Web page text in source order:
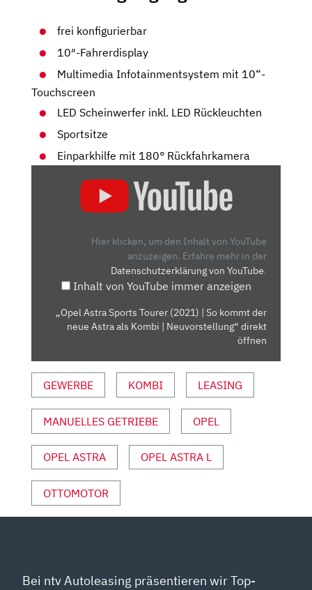
frei konfigurierbar
10″-Fahrerdisplay
Multimedia Infotainmentsystem mit 10“-
Touchscreen
LED Scheinwerfer inkl. LED Rückleuchten
Sportsitze
Einparkhilfe mit 180° Rückfahrkamera
KOMMT
KOMBI
NEUVORSTELLUNG“
VON
ANZEIGEN
Hier klicken, um den Inhalt von YouTube
anzuzeigen. Erfahre mehr in der
Datenschutzerklärung von YouTube.
Inhalt von YouTube immer anzeigen
„Opel Astra Sports Tourer (2021) | So kommt der
neue Astra als Kombi | Neuvorstellung“ direkt
öffnen
GEWERBE KOMBI LEASING
MANUELLES GETRIEBE OPEL
OPEL ASTRA OPEL ASTRA L
OTTOMOTOR
Bei ntv Autoleasing präsentieren wir Top-